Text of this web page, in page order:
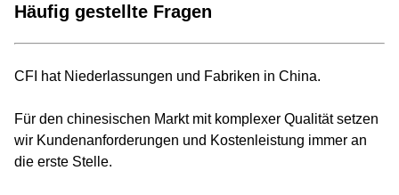
Häufig gestellte Fragen
CFI hat Niederlassungen und Fabriken in China.
Für den chinesischen Markt mit komplexer Qualität setzen
wir Kundenanforderungen und Kostenleistung immer an
die erste Stelle.